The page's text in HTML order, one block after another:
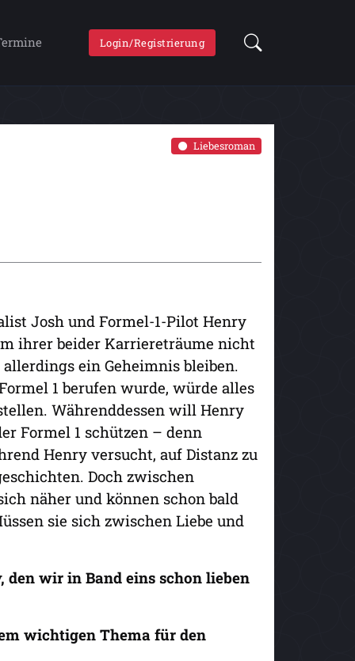
Login/Registrierung
Liebesroman
Josh und Formel-1-Pilot Henry
ihrer beider Karriereträume nicht
ein Geheimnis bleiben.
1 berufen wurde, würde alles
Währenddessen will Henry
Formel 1 schützen – denn
Henry versucht, auf Distanz zu
Doch zwischen
näher und können schon bald
sie sich zwischen Liebe und
den wir in Band eins schon lieben
wichtigen Thema für den